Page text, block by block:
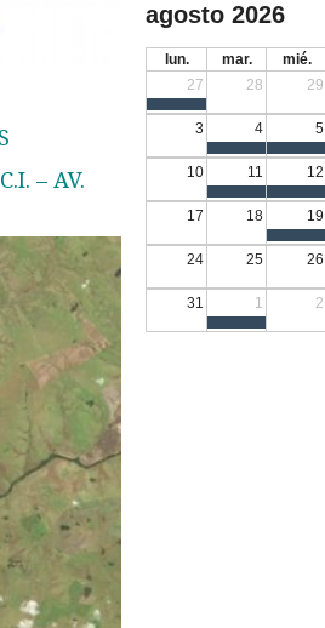
– AV.
agosto 2026
lun. mar. mié.
27
28 29
3 4 5
10 11 12
17 18 19
24 25 26
31 1 2